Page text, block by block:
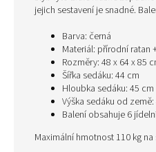
jejich sestavení je snadné.
Barva: černá
Materiál: přírodní ratan
Rozměry: 48 x 64 x 85
Šířka sedáku: 44 cm
Hloubka sedáku: 45 cm
Výška sedáku od
Balení obsahuje 6
Maximální hmotnost 110 kg